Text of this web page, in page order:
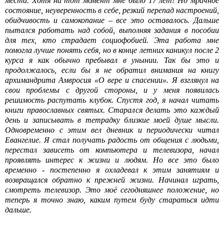
состояние, неуверенность в себе, резкий перепад настроений,
обидчивость и самокопание – все это оставалось. Дальше
пытался работать над собой, выполняя задания в пособии
для тех, кто страдает социофобией. Эта работа мне
помогла лучше понять себя, но в конце летних каникул после 2
курса я как обычно пребывал в унынии. Так бы это и
продолжалось, если бы я не обратил внимания на книгу
архимандрита Амвросия «О вере и спасении». Я взглянул на
свои проблемы с другой стороны, и у меня появилась
решимость распутать клубок. Спустя год, я начал читать
книги православных святых. Старался делать это каждый
день и записывать в тетрадку близкие моей душе мысли.
Одновременно с этим вел дневник и периодически читал
Евангелие. Я стал получать радость от общения с людьми,
перестал зависеть от компьютера и телевизора, начал
проявлять интерес к жизни и людям. Но все это было
временно - постепенно я охладевал к этим занятиям и
возвращался обратно к прежней жизни. Начинал играть,
смотреть телевизор. Это моё сегодняшнее положение, но
теперь я точно знаю, каким путем буду стараться идти
дальше.